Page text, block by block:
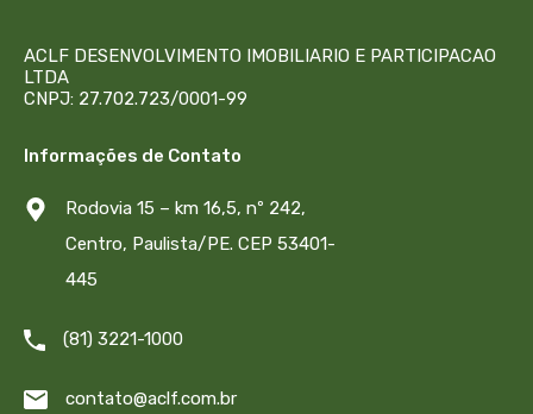
ACLF DESENVOLVIMENTO IMOBILIARIO E PARTICIPACAO
LTDA
CNPJ: 27.702.723/0001-99
Informações de Contato
Rodovia 15 – km 16,5, nº 242,
Centro, Paulista/PE. CEP 53401-
445
(81) 3221-1000
contato@aclf.com.br